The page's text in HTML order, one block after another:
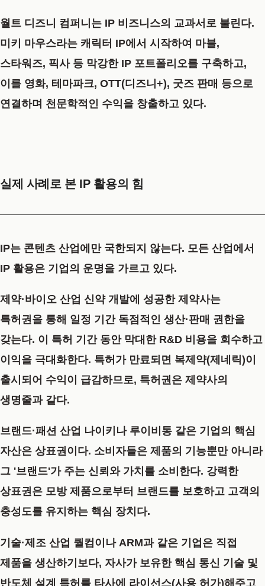
월트 디즈니 컴퍼니는 IP 비즈니스의 교과서로 불린다.
미키 마우스라는 캐릭터 IP에서 시작하여 마블,
스타워즈, 픽사 등 막강한 IP 포트폴리오를 구축하고,
이를 영화, 테마파크, OTT(디즈니+), 굿즈 판매 등으로
연결하며 천문학적인 수익을 창출하고 있다.
실제 사례로 본 IP 활용의 힘
IP는 콘텐츠 산업에만 국한되지 않는다. 모든 산업에서
IP 활용은 기업의 운명을 가르고 있다.
제약·바이오 산업 신약 개발에 성공한 제약사는
특허권을 통해 일정 기간 독점적인 생산·판매 권한을
갖는다. 이 특허 기간 동안 막대한 R&D 비용을 회수하고
이익을 극대화한다. 특허가 만료되면 복제약(제네릭)이
출시되어 수익이 급감하므로, 특허권은 제약사의
생명줄과 같다.
브랜드·패션 산업 나이키나 루이비통 같은 기업의 핵심
자산은 상표권이다. 소비자들은 제품의 기능뿐만 아니라
그 '브랜드'가 주는 신뢰와 가치를 소비한다. 강력한
상표권은 모방 제품으로부터 브랜드를 보호하고 고객의
충성도를 유지하는 핵심 장치다.
기술·제조 산업 퀄컴이나 ARM과 같은 기업은 직접
제품을 생산하기보다, 자사가 보유한 핵심 통신 기술 및
반도체 설계 특허 를 타사에 라이선스(사용 허가)해주고